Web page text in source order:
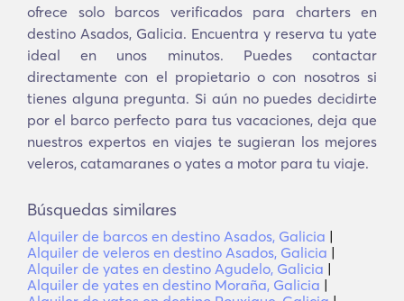
ofrece solo barcos verificados para charters en
destino Asados, Galicia. Encuentra y reserva tu yate
ideal en unos minutos. Puedes contactar
directamente con el propietario o con nosotros si
tienes alguna pregunta. Si aún no puedes decidirte
por el barco perfecto para tus vacaciones, deja que
nuestros expertos en viajes te sugieran los mejores
veleros, catamaranes o yates a motor para tu viaje.
Búsquedas similares
Alquiler de barcos en destino Asados, Galicia |
Alquiler de veleros en destino Asados, Galicia |
Alquiler de yates en destino Agudelo, Galicia |
Alquiler de yates en destino Moraña, Galicia |